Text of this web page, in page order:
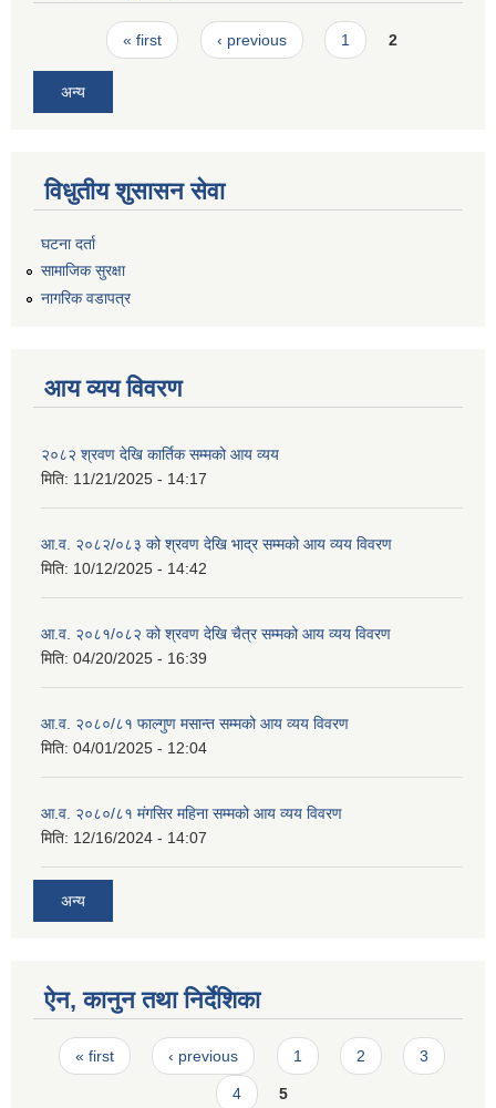
Pages« first ‹ previous 1 2
अन्य
विधुतीय शुसासन सेवा
घटना दर्ता
सामाजिक सुरक्षा
नागरिक वडापत्र
आय व्यय विवरण
२०८२ श्रवण देखि कार्तिक सम्मको आय व्यय
मिति: 11/21/2025 - 14:17
आ.व. २०८२/०८३ को श्रवण देखि भाद्र सम्मको आय व्यय विवरण
मिति: 10/12/2025 - 14:42
आ.व. २०८१/०८२ को श्रवण देखि चैत्र सम्मको आय व्यय विवरण
मिति: 04/20/2025 - 16:39
आ.व. २०८०/८१ फाल्गुण मसान्त सम्मको आय व्यय विवरण
मिति: 04/01/2025 - 12:04
आ.व. २०८०/८१ मंगसिर महिना सम्मको आय व्यय विवरण
मिति: 12/16/2024 - 14:07
अन्य
ऐन, कानुन तथा निर्देशिका
Pages
« first ‹ previous 1 2 3
4 5